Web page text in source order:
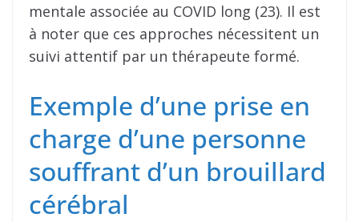
mentale associée au COVID long (23). Il est
à noter que ces approches nécessitent un
suivi attentif par un thérapeute formé.
Exemple d’une prise en
charge d’une personne
souffrant d’un brouillard
cérébral